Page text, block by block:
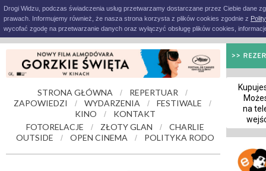
Drogi Widzu, podczas świadczenia usług przetwarzamy dostarczane przez Ciebie dane
prawach. Informujemy również, że nasza strona korzysta z plików cookies zgodnie z
wycofać zgodę na przetwarzanie danych oraz wyłączyć obsługę plików cookies,
STRONA GŁÓWNA / REPERTUAR /
ZAPOWIEDZI / WYDARZENIA / FESTIWALE /
KINO /
KONTAKT
FOTORELACJE
/ ZŁOTY GLAN /
CHARLIE
OUTSIDE
/ OPEN CINEMA / POLITYKA RODO
na